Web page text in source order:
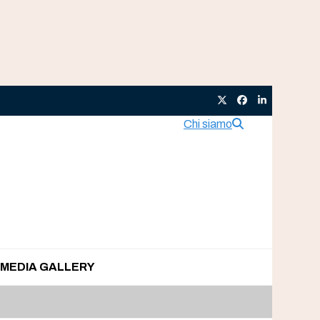
TwitterFacebook
LinkedIn
Chi siamo
MEDIA GALLERY